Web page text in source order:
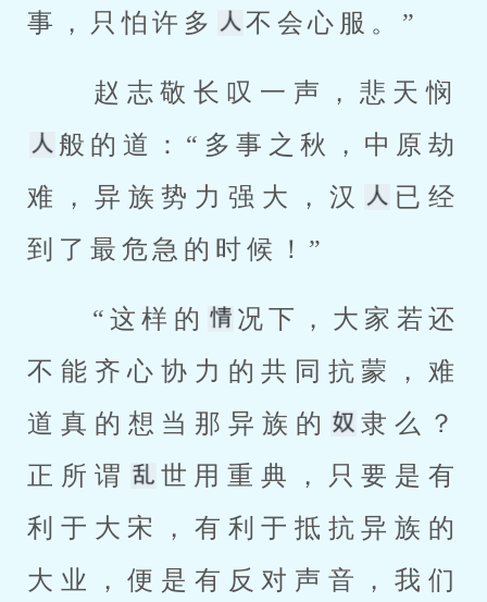
事，只怕许多 不会心服。”
赵志敬长叹一声，悲天悯
般的道：“多事之秋，中原劫
难，异族势力强大，汉
已经
到了最危急的时候！”
“这样的
况下，大家若还
不能齐心协力的共同抗蒙，难
道真的想当那异族的
隶么？
正所谓
世用重典，只要是有
利于大宋，有利于抵抗异族的
大业，便是有反对声音，我们